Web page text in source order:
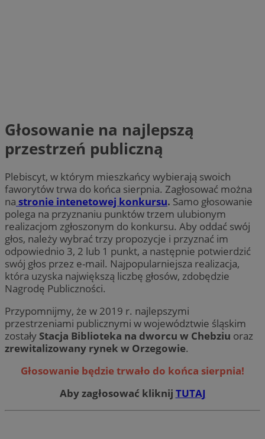
Głosowanie na najlepszą
przestrzeń publiczną
Plebiscyt, w którym mieszkańcy wybierają swoich
faworytów trwa do końca sierpnia. Zagłosować można
na stronie intenetowej konkursu. Samo głosowanie
polega na przyznaniu punktów trzem ulubionym
realizacjom zgłoszonym do konkursu. Aby oddać swój
głos, należy wybrać trzy propozycje i przyznać im
odpowiednio 3, 2 lub 1 punkt, a następnie potwierdzić
swój głos przez e-mail. Najpopularniejsza realizacja,
która uzyska największą liczbę głosów, zdobędzie
Nagrodę Publiczności.
Przypomnijmy, że w 2019 r. najlepszymi
przestrzeniami publicznymi w województwie śląskim
zostały Stacja Biblioteka na dworcu w Chebziu oraz
zrewitalizowany rynek w Orzegowie.
Głosowanie będzie trwało do końca sierpnia!
Aby zagłosować kliknij TUTAJ